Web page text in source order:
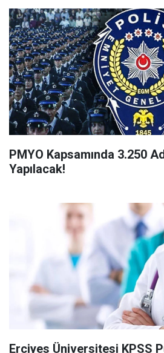
PMYO Kapsamında 3.250
Yapılacak!
Erciyes Üniversitesi KPSS